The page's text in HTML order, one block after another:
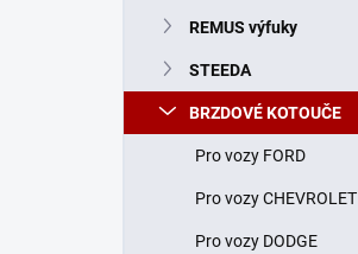
a
e
REMUS výfuky
STEEDA
BRZDOVÉ KOTOUČE
Pro vozy FORD
Pro vozy CHEVROLET
Pro vozy DODGE